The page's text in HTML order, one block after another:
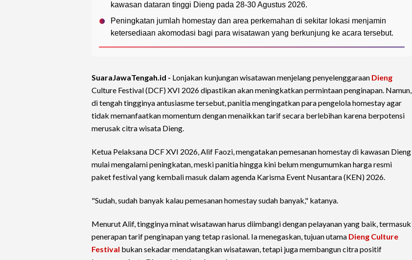
kawasan dataran tinggi Dieng pada 28-30 Agustus 2026.
Peningkatan jumlah homestay dan area perkemahan di sekitar lokasi menjamin
ketersediaan akomodasi bagi para wisatawan yang berkunjung ke acara tersebut.
SuaraJawaTengah.id - Lonjakan kunjungan wisatawan menjelang penyelenggaraan Dieng
Culture Festival (DCF) XVI 2026 dipastikan akan meningkatkan permintaan penginapan. Namun,
di tengah tingginya antusiasme tersebut, panitia mengingatkan para pengelola homestay agar
tidak memanfaatkan momentum dengan menaikkan tarif secara berlebihan karena berpotensi
merusak citra wisata Dieng.
Ketua Pelaksana DCF XVI 2026, Alif Faozi, mengatakan pemesanan homestay di kawasan Dieng
mulai mengalami peningkatan, meski panitia hingga kini belum mengumumkan harga resmi
paket festival yang kembali masuk dalam agenda Karisma Event Nusantara (KEN) 2026.
"Sudah, sudah banyak kalau pemesanan homestay sudah banyak," katanya.
Menurut Alif, tingginya minat wisatawan harus diimbangi dengan pelayanan yang baik, termasuk
penerapan tarif penginapan yang tetap rasional. Ia menegaskan, tujuan utama Dieng Culture
Festival bukan sekadar mendatangkan wisatawan, tetapi juga membangun citra positif